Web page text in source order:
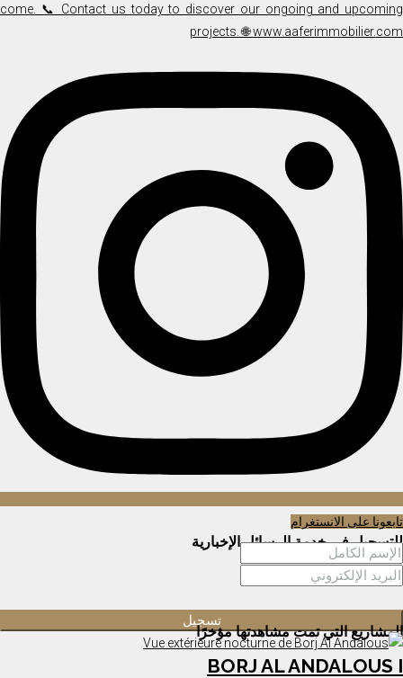
تابعونا على الانستغرام
للتسجيل في خدمة الرسائل الإخبارية
المشاريع التي تمت مشاهدتها مؤخرًا
BORJ AL ANDALOUS I